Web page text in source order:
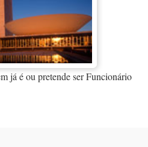
já é ou pretende ser Funcionário